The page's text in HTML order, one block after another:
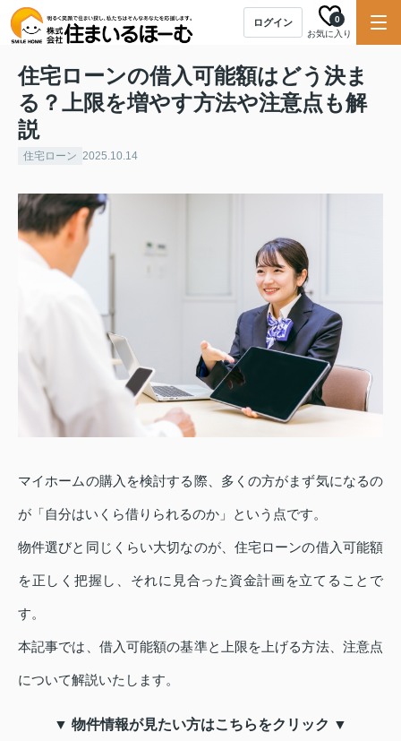
ログイン
お気に入り
0
住宅ローンの借入可能額はどう決ま
る？上限を増やす方法や注意点も解
説
住宅ローン 2025.10.14
マイホームの購入を検討する際、多くの方がまず気になるの
が「自分はいくら借りられるのか」という点です。
物件選びと同じくらい大切なのが、住宅ローンの借入可能額
を正しく把握し、それに見合った資金計画を立てることで
す。
本記事では、借入可能額の基準と上限を上げる方法、注意点
について解説いたします。
▼ 物件情報が見たい方はこちらをクリック ▼